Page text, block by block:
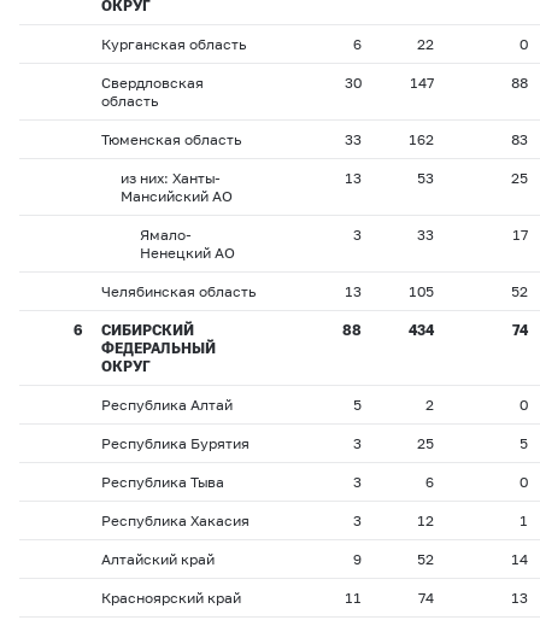
ОКРУГ
Курганская область 6 22 0
Свердловская
область
30 147 88
Тюменская область 33 162 83
из них: Ханты-
Мансийский АО
13 53 25
Ямало-
Ненецкий АО
3 33 17
Челябинская область 13 105 52
6
СИБИРСКИЙ
ФЕДЕРАЛЬНЫЙ
ОКРУГ
88 434 74
Республика Алтай 5 2 0
Республика Бурятия 3 25 5
Республика Тыва 3 6 0
Республика Хакасия 3 12 1
Алтайский край 9 52 14
Красноярский край 11 74 13